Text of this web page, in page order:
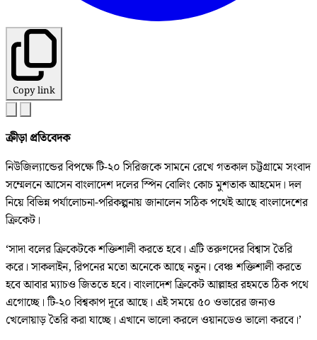
Copy link
ক্রীড়া প্রতিবেদক
নিউজিল্যান্ডের বিপক্ষে টি-২০ সিরিজকে সামনে রেখে গতকাল চট্টগ্রামে সংবাদ
সম্মেলনে আসেন বাংলাদেশ দলের স্পিন বোলিং কোচ মুশতাক আহমেদ। দল
নিয়ে বিভিন্ন পর্যালোচনা-পরিকল্পনায় জানালেন সঠিক পথেই আছে বাংলাদেশের
ক্রিকেট।
‘সাদা বলের ক্রিকেটকে শক্তিশালী করতে হবে। এটি তরুণদের বিশ্বাস তৈরি
করে। সাকলাইন, রিপনের মতো অনেকে আছে নতুন। বেঞ্চ শক্তিশালী করতে
হবে আবার ম্যাচও জিততে হবে। বাংলাদেশ ক্রিকেট আল্লাহর রহমতে ঠিক পথে
এগোচ্ছে। টি-২০ বিশ্বকাপ দূরে আছে। এই সময়ে ৫০ ওভারের জন্যও
খেলোয়াড় তৈরি করা যাচ্ছে। এখানে ভালো করলে ওয়ানডেও ভালো করবে।’